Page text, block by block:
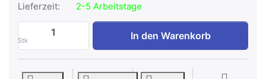
Lieferzeit: 2-5 Arbeitstage
Stk
GEDORE 248 H-100 Schonhammer d
In den Warenkorb